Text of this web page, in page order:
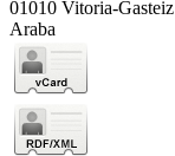
01010 Vitoria-Gasteiz
Araba